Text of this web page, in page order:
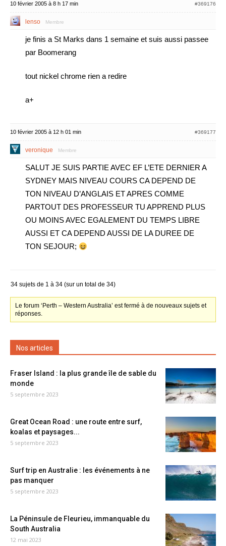
10 février 2005 à 8 h 17 min #369176
lenso Membre
je finis a St Marks dans 1 semaine et suis aussi passee
par Boomerang
tout nickel chrome rien a redire
a+
10 février 2005 à 12 h 01 min #369177
veronique Membre
SALUT JE SUIS PARTIE AVEC EF L’ETE DERNIER A
SYDNEY MAIS NIVEAU COURS CA DEPEND DE
TON NIVEAU D’ANGLAIS ET APRES COMME
PARTOUT DES PROFESSEUR TU APPREND PLUS
OU MOINS AVEC EGALEMENT DU TEMPS LIBRE
AUSSI ET CA DEPEND AUSSI DE LA DUREE DE
TON SEJOUR;
34 sujets de 1 à 34 (sur un total de 34)
Le forum ‘Perth – Western Australia’ est fermé à de nouveaux sujets et
réponses.
Nos articles
Fraser Island : la plus grande île de sable du
monde
5 septembre 2023
Great Ocean Road : une route entre surf,
koalas et paysages...
5 septembre 2023
Surf trip en Australie : les événements à ne
pas manquer
5 septembre 2023
La Péninsule de Fleurieu, immanquable du
South Australia
12 mai 2023